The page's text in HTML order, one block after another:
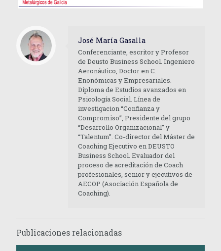
José María Gasalla
Conferenciante, escritor y Profesor
de Deusto Business School. Ingeniero
Aeronáutico, Doctor en C.
Enonómicas y Empresariales.
Diploma de Estudios avanzados en
Psicología Social. Línea de
investigacion “Confianza y
Compromiso”, Presidente del grupo
“Desarrollo Organizacional” y
“Talentum”. Co-director del Máster de
Coaching Ejecutivo en DEUSTO
Business School. Evaluador del
proceso de acreditación de Coach
profesionales, senior y ejecutivos de
AECOP (Asociación Española de
Coaching).
Publicaciones relacionadas